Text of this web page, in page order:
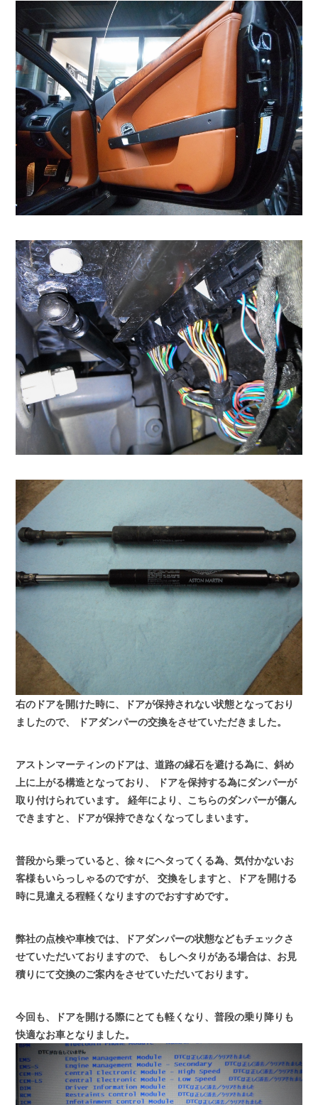
右のドアを開けた時に、ドアが保持されない状態となっており
ましたので、
ドアダンパーの交換をさせていただきました。
アストンマーティンのドアは、道路の縁石を避ける為に、斜め
上に上がる構造となっており、
ドアを保持する為にダンパーが
取り付けられています。
経年により、こちらのダンパーが傷ん
できますと、ドアが保持できなくなってしまいます。
普段から乗っていると、徐々にヘタってくる為、気付かないお
客様もいらっしゃるのですが、
交換をしますと、ドアを開ける
時に見違える程軽くなりますのでおすすめです。
弊社の点検や車検では、ドアダンパーの状態などもチェックさ
せていただいておりますので、
もしヘタりがある場合は、お見
積りにて交換のご案内をさせていただいております。
今回も、ドアを開ける際にとても軽くなり、普段の乗り降りも
快適なお車となりました。